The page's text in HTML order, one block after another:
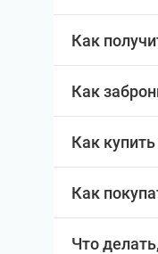
Как
Как
Как
Как
Что